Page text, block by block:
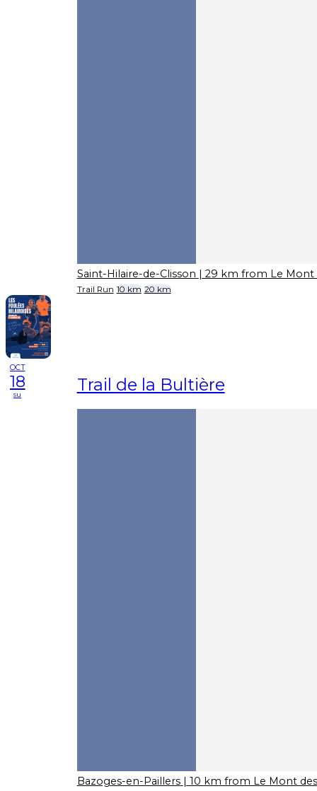
Saint-Hilaire-de-Clisson | 29 km from Le Mont
Trail Run 10 km 20 km
OCT
18
su Trail de la Bultière
Bazoges-en-Paillers | 10 km from Le Mont